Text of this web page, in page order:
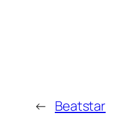
← Beatstar